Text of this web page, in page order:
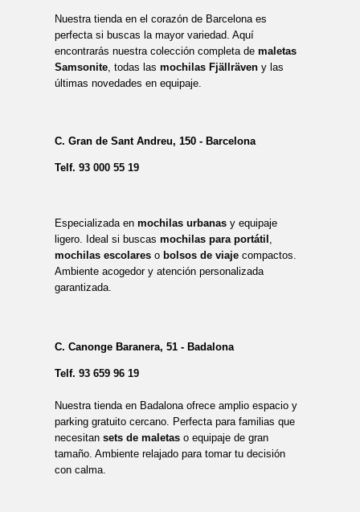
Nuestra tienda en el corazón de Barcelona es
perfecta si buscas la mayor variedad. Aquí
encontrarás nuestra colección completa de maletas
Samsonite, todas las mochilas Fjällräveny las
últimas novedades en equipaje.
C. Gran de Sant Andreu, 150 - Barcelona
Telf. 93 000 55 19
Especializada en mochilas urbanasy equipaje
ligero. Ideal si buscas mochilas para portátil
mochilas escolareso bolsos de viajecompactos.
Ambiente acogedor y atención personalizada
garantizada.
C. Canonge Baranera, 51 - Badalona
Telf. 93 659 96 19
Nuestra tienda en Badalona ofrece amplio espacio y
parking gratuito cercano. Perfecta para familias que
necesitan sets de maletaso equipaje de gran
tamaño. Ambiente relajado para tomar tu decisión
con calma.